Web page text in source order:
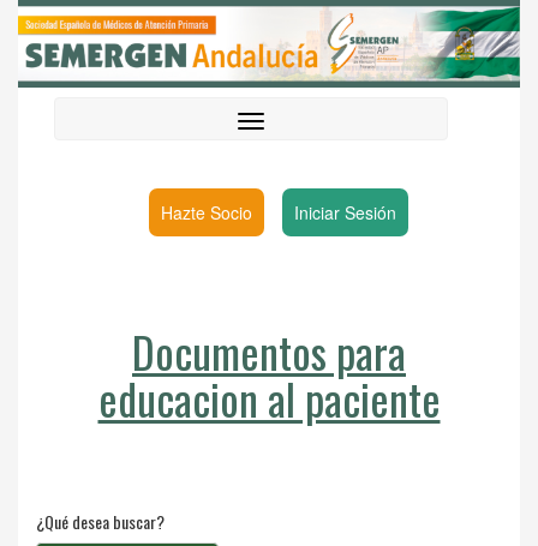
Hazte Socio Iniciar Sesión
Documentos para
educacion al paciente
¿Qué desea buscar?